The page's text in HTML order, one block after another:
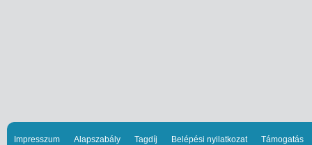
Impresszum Alapszabály Tagdíj Belépési nyilatkozat Támogatás